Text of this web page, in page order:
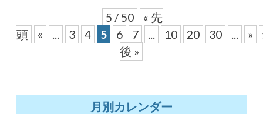
5 / 50
« 先
頭
« ... 3 4 5 6 7 ... 10 20 30 ... »
後 »
月別カレンダー